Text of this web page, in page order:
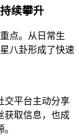
续攀升
点。从日常生
八卦形成了快速
交平台主动分享
获取信息，也成